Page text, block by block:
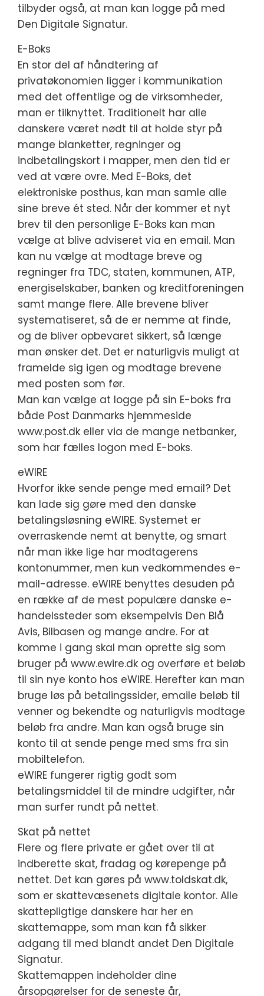
tilbyder også, at man kan logge på med
Den Digitale Signatur.
E-Boks
En stor del af håndtering af
privatøkonomien ligger i kommunikation
med det offentlige og de virksomheder,
man er tilknyttet. Traditionelt har alle
danskere været nødt til at holde styr på
mange blanketter, regninger og
indbetalingskort i mapper, men den tid er
ved at være ovre. Med E-Boks, det
elektroniske posthus, kan man samle alle
sine breve ét sted. Når der kommer et nyt
brev til den personlige E-Boks kan man
vælge at blive adviseret via en email. Man
kan nu vælge at modtage breve og
regninger fra TDC, staten, kommunen, ATP,
energiselskaber, banken og kreditforeningen
samt mange flere. Alle brevene bliver
systematiseret, så de er nemme at finde,
og de bliver opbevaret sikkert, så længe
man ønsker det. Det er naturligvis muligt at
framelde sig igen og modtage brevene
med posten som før.
Man kan vælge at logge på sin E-boks fra
både Post Danmarks hjemmeside
www.post.dk eller via de mange netbanker,
som har fælles logon med E-boks.
eWIRE
Hvorfor ikke sende penge med email? Det
kan lade sig gøre med den danske
betalingsløsning eWIRE. Systemet er
overraskende nemt at benytte, og smart
når man ikke lige har modtagerens
kontonummer, men kun vedkommendes e-
mail-adresse. eWIRE benyttes desuden på
en række af de mest populære danske e-
handelssteder som eksempelvis Den Blå
Avis, Bilbasen og mange andre. For at
komme i gang skal man oprette sig som
bruger på www.ewire.dk og overføre et beløb
til sin nye konto hos eWIRE. Herefter kan man
bruge løs på betalingssider, emaile beløb til
venner og bekendte og naturligvis modtage
beløb fra andre. Man kan også bruge sin
konto til at sende penge med sms fra sin
mobiltelefon.
eWIRE fungerer rigtig godt som
betalingsmiddel til de mindre udgifter, når
man surfer rundt på nettet.
Skat på nettet
Flere og flere private er gået over til at
indberette skat, fradag og kørepenge på
nettet. Det kan gøres på www.toldskat.dk,
som er skattevæsenets digitale kontor. Alle
skattepligtige danskere har her en
skattemappe, som man kan få sikker
adgang til med blandt andet Den Digitale
Signatur.
Skattemappen indeholder dine
årsopgørelser for de seneste år,